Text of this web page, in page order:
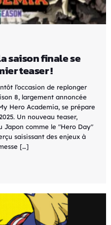
saison finale se
teaser !
l’occasion de replonger
8, largement annoncée
Hero Academia, se prépare
Un nouveau teaser,
comme le "Hero Day"
saisissant des enjeux à
[…]